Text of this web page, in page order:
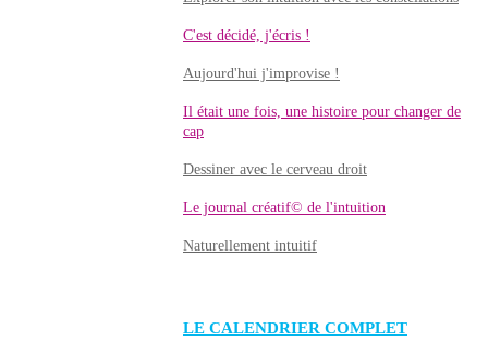
C'est décidé, j'écris !
Aujourd'hui j'improvise !
Il était une fois, une histoire pour changer de
cap
Dessiner avec le cerveau droit
Le journal créatif© de l'intuition
Naturellement intuitif
LE CALENDRIER COMPLET